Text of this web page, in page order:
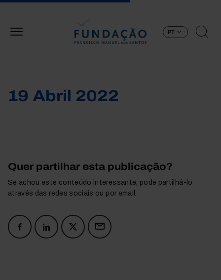
PT
19 Abril 2022
Quer partilhar esta publicação?
Se achou este conteúdo interessante, pode partilhá-lo
através das redes sociais ou por email.